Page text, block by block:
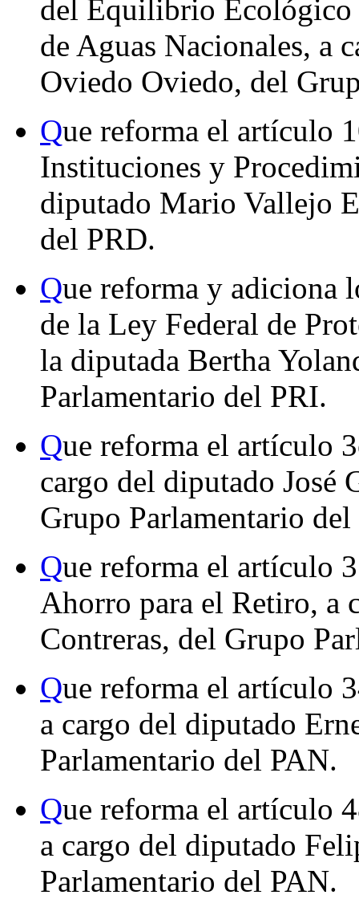
del Equilibrio Ecológico
de Aguas Nacionales, a
Oviedo Oviedo, del
Que reforma el artículo
Instituciones y
diputado Mario Vallejo
del PRD.
Que reforma y adiciona
de la Ley Federal de
la diputada Bertha
Parlamentario del PRI.
Que reforma el artículo
cargo del diputado José
Grupo Parlamentario
Que reforma el artículo
Ahorro para el Retiro, a
Contreras, del Grupo
Que reforma el artículo
a cargo del diputado
Parlamentario del PAN.
Que reforma el artículo
a cargo del diputado
Parlamentario del PAN.